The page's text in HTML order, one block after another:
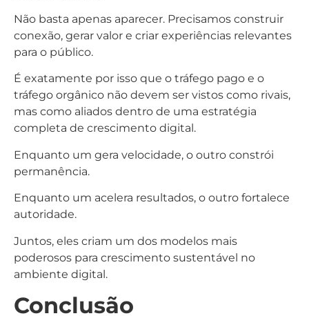
Não basta apenas aparecer. Precisamos construir
conexão, gerar valor e criar experiências relevantes
para o público.
É exatamente por isso que o tráfego pago e o
tráfego orgânico não devem ser vistos como rivais,
mas como aliados dentro de uma estratégia
completa de crescimento digital.
Enquanto um gera velocidade, o outro constrói
permanência.
Enquanto um acelera resultados, o outro fortalece
autoridade.
Juntos, eles criam um dos modelos mais
poderosos para crescimento sustentável no
ambiente digital.
Conclusão